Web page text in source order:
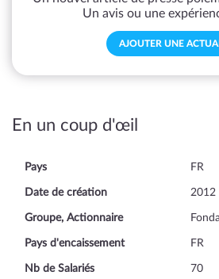
Un avis ou une
AJOUTER UNE
En un coup d'œil
Pays FR
Date de création 2012
Groupe, Actionnaire
Pays d'encaissement FR
Nb de Salariés 70